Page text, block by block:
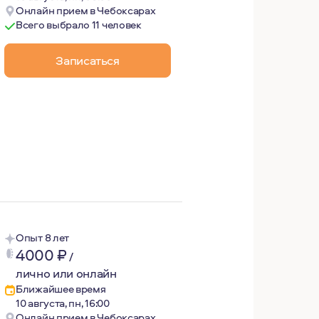
Онлайн прием в Чебоксарах
Всего выбрало 11 человек
Записаться
я физик. Замечаю, что это мне помогает
с людьми, с собственным телом: люблю горы и
Опыт 8 лет
4000₽/
лично или онлайн
Ближайшее время
10 августа, пн, 16:00